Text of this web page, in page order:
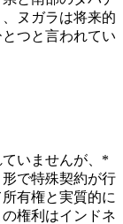
ヌガラは将来的
つと言われてい
いませんが、*
で特殊契約が行
有権と実質的に
権利はインドネ